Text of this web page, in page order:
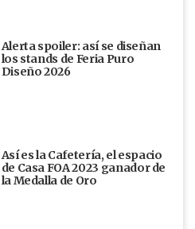
Alerta spoiler: así se diseñan
los stands de Feria Puro
Diseño 2026
Así es la Cafetería, el espacio
de Casa FOA 2023 ganador de
la Medalla de Oro